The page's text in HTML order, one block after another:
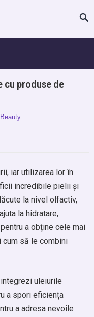
cu produse de
Beauty
iar utilizarea lor în
incredibile pielii și
la nivel olfactiv,
la hidratare,
a obține cele mai
să le combini
uleiurile
a spori eficiența
a adresa nevoile